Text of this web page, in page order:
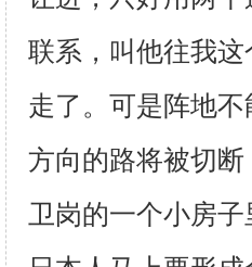
联系，叫他往我
走了。可是阵地
方向的路将被切
卫岗的一个小房